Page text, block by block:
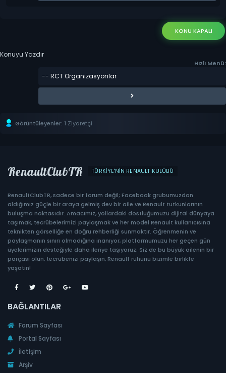
KONU KAPALI
Konuyu Yazdır
Hızlı Menü:
Görüntüleyenler: 1 Ziyaretçi
RenaultClubTR TÜRKIYE'NIN RENAULT KULÜBÜ
RenaultClubTR, sadece bir forum değil; Facebook grubumuzdan
aldığımız güçle bir araya gelmiş dev bir aile ve Renault tutkunlarının
buluşma noktasıdır. Amacımız, yollardaki dostluğumuzu dijital dünyaya
taşımak, tecrübelerimizi paylaşmak ve her model Renault kullanıcısına
teknikten görselliğe en doğru rehberliği sunmaktır. Öğrenmenin ve
paylaşmanın sınırı olmadığına inanıyor, platformumuzu her geçen gün
üyelerimizin desteğiyle daha ileriye taşıyoruz. Siz de bu büyük ailenin bir
parçası olun, tecrübenizi paylaşın, Renault ruhunu bizimle birlikte
yaşatın!
BAĞLANTILAR
Forum Sayfası
Portal Sayfası
İletişim
Arşiv